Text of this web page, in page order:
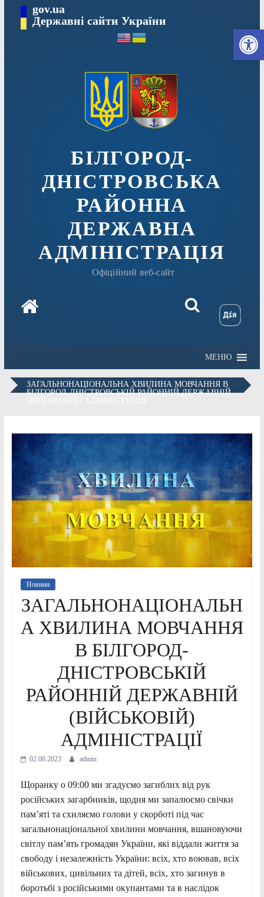
вмісту
gov.ua
Державні сайти України
БІЛГОРОД-
ДНІСТРОВСЬКА
РАЙОННА
ДЕРЖАВНА
АДМІНІСТРАЦІЯ
Офіційний веб-сайт
МЕНЮ
ЗАГАЛЬНОНАЦІОНАЛЬНА ХВИЛИНА МОВЧАННЯ В
БІЛГОРОД-ДНІСТРОВСЬКІЙ РАЙОННІЙ ДЕРЖАВНІЙ
Новини
ЗАГАЛЬНОНАЦІОНАЛЬН
А ХВИЛИНА МОВЧАННЯ
В БІЛГОРОД-
ДНІСТРОВСЬКІЙ
РАЙОННІЙ ДЕРЖАВНІЙ
(ВІЙСЬКОВІЙ)
АДМІНІСТРАЦІЇ
02.08.2023 admin
Щоранку о 09:00 ми згадуємо загиблих від рук
російських загарбників, щодня ми запалюємо свічки
пам’яті та схиляємо голови у скорботі під час
загальнонаціональної хвилини мовчання, вшановуючи
світлу пам’ять громадян України, які віддали життя за
свободу і незалежність України: всіх, хто воював, всіх
військових, цивільних та дітей, всіх, хто загинув в
боротьбі з російськими окупантами та в наслідок